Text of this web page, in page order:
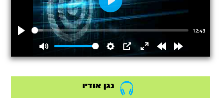
12:43
Mute Settings
PIP
EnterRewindForward
Play
נגן אודיו